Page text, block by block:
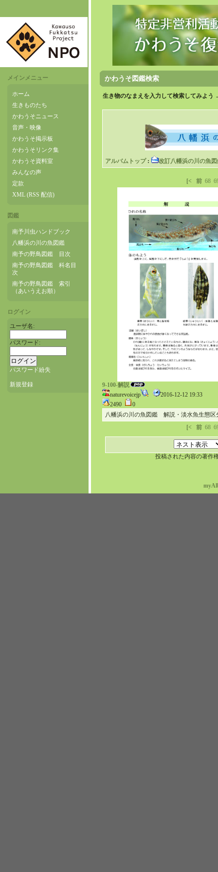
メインメニュー
ホーム
生きものたち
かわうそニュース
音声・映像
かわうそ掲示板
かわうそリンク集
かわうそ資料室
みんなの声
定款
XML (RSS 配信)
図鑑
南予川虫ハンドブック
八幡浜の川の魚図鑑
南予の野鳥図鑑 目次
南予の野鳥図鑑 科名目
次
南予の野鳥図鑑 索引
（あいうえお順）
ログイン
ユーザ名:
パスワード:
パスワード紛失
新規登録
かわうそ図鑑検索
生き物のなまえを入力して検索してみよう
アルバムトップ: 改訂八幡浜の川の魚
[< 前 68
9-100-解説
naturevoicejp
2016-12-12 19:33
2490
0
八幡浜の川の魚図鑑 解説・淡水魚生態区
[<
前 68
投稿された内容の著作